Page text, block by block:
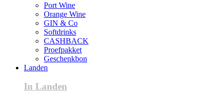
Port Wine
Orange Wine
GIN & Co
Softdrinks
CASHBACK
Proefpakket
Geschenkbon
Landen
In Landen